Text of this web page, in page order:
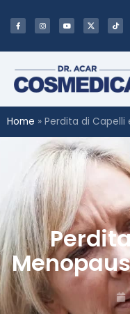
Home » Perdita di Capelli
Perdita